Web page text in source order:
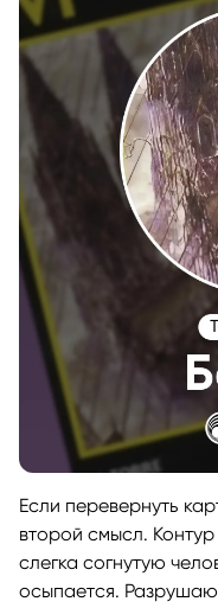
Если перевернуть
второй смысл.
слегка согнутую
осыпается.